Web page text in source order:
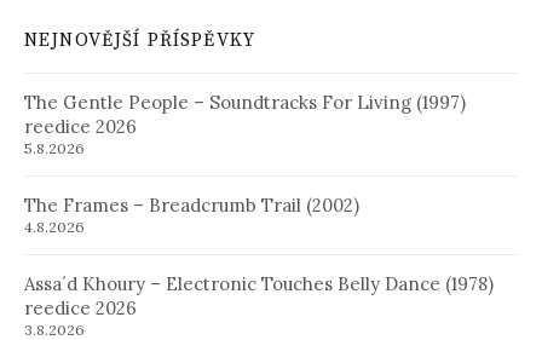
NEJNOVĚJŠÍ PŘÍSPĚVKY
The Gentle People – Soundtracks For Living (1997)
reedice 2026
5.8.2026
The Frames – Breadcrumb Trail (2002)
4.8.2026
Assa´d Khoury – Electronic Touches Belly Dance (1978)
reedice 2026
3.8.2026